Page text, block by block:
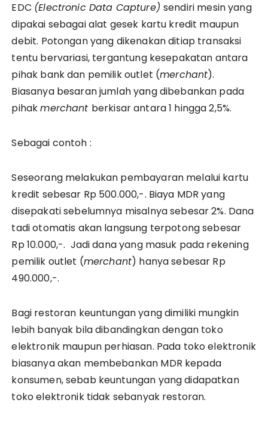
EDC (Electronic Data Capture) sendiri mesin yang
dipakai sebagai alat gesek kartu kredit maupun
debit. Potongan yang dikenakan ditiap transaksi
tentu bervariasi, tergantung kesepakatan antara
pihak bank dan pemilik outlet (merchant).
Biasanya besaran jumlah yang dibebankan pada
pihakmerchant berkisar antara 1 hingga 2,5%.
Sebagai contoh :
Seseorang melakukan pembayaran melalui kartu
kredit sebesar Rp 500.000,-. Biaya MDR yang
disepakati sebelumnya misalnya sebesar 2%. Dana
tadi otomatis akan langsung terpotong sebesar
Rp 10.000,-. Jadi dana yang masuk pada rekening
pemilik outlet (merchant) hanya sebesar Rp
490.000,-.
Bagi restoran keuntungan yang dimiliki mungkin
lebih banyak bila dibandingkan dengan toko
elektronik maupun perhiasan. Pada toko elektronik
biasanya akan membebankan MDR kepada
konsumen, sebab keuntungan yang didapatkan
toko elektronik tidak sebanyak restoran.